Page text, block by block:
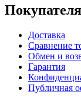
Доставка
Сравнение
Обмен и
Гарантия
Публичная